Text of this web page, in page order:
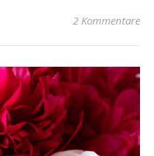
2 Kommentare